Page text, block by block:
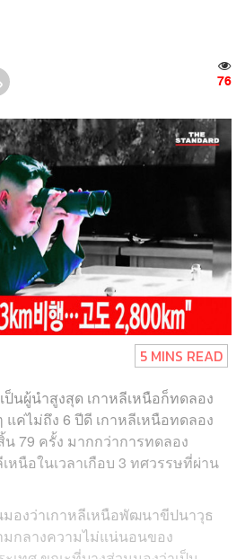
76
5 MINS READ
นผู้นำสูงสุด เกาหลีเหนือก็ทดลอง
แค่ไม่ถึง 6 ปีดี เกาหลีเหนือทดลอง
79 ครั้ง มากกว่าการทดลอง
หนือในเวลาเกือบ 3 ทศวรรษที่ผ่าน
องว่าเกาหลีเหนือพัฒนาขีปนาวุธ
มกลางความไม่แน่นอนของ